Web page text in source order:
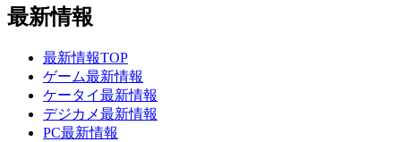
最新情報
最新情報TOP
ゲーム最新情報
ケータイ最新情報
デジカメ最新情報
PC最新情報